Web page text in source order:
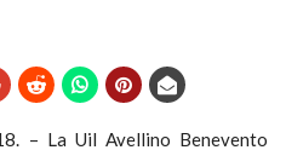
– La Uil Avellino Benevento